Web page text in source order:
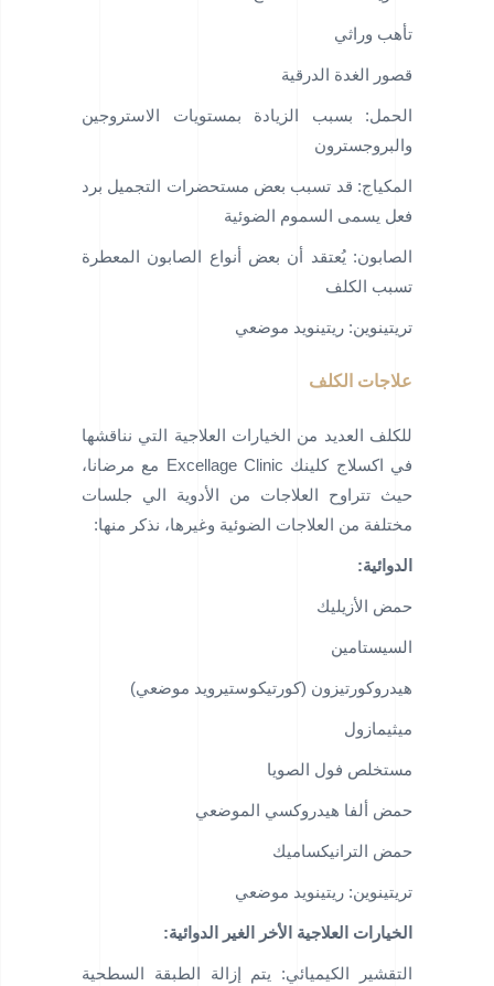
تأهب وراثي
قصور الغدة الدرقية
الحمل: بسبب الزيادة بمستويات الاستروجين
والبروجسترون
المكياج: قد تسبب بعض مستحضرات التجميل برد
فعل يسمى السموم الضوئية
الصابون: يُعتقد أن بعض أنواع الصابون المعطرة
تسبب الكلف
تريتينوين: ريتينويد موضعي
علاجات الكلف
للكلف العديد من الخيارات العلاجية التي نناقشها
في اكسلاج كلينك Excellage Clinic مع مرضانا،
حيث تتراوح العلاجات من الأدوية الي جلسات
مختلفة من العلاجات الضوئية وغيرها، نذكر منها:
الدوائية:
حمض الأزيليك
السيستامين
هيدروكورتيزون (كورتيكوستيرويد موضعي)
ميثيمازول
مستخلص فول الصويا
حمض ألفا هيدروكسي الموضعي
حمض الترانيكساميك
تريتينوين: ريتينويد موضعي
الخيارات العلاجية الأخر الغير الدوائية:
التقشير الكيميائي: يتم إزالة الطبقة السطحية